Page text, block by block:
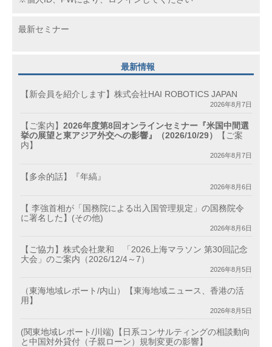
最新セミナー
最新情報
【新会員を紹介します】株式会社HAI ROBOTICS JAPAN
2026年8月7日
【ご案内】 2026年度第8回オンラインセミナー『米国中間選
挙の展望と東アジア外交への影響』（2026/10/29）
【ご案
内】
2026年8月7日
【多余的話】『年縞』
2026年8月6日
【 李強首相が「国務院による出入国管理規定」の国務院令
に署名した】(その他)
2026年8月6日
【ご協力】株式会社衆和 「2026上海マラソン 第30回記念
大会」のご案内（2026/12/4～7）
2026年8月5日
（東海地域レポート/内山）【東海地域ニュース、香港の活
用】
2026年8月5日
(関東地域レポート/川端)【日系コンサルティングの相談動向
と中国対外貸付（子親ローン）規制変更の影響】